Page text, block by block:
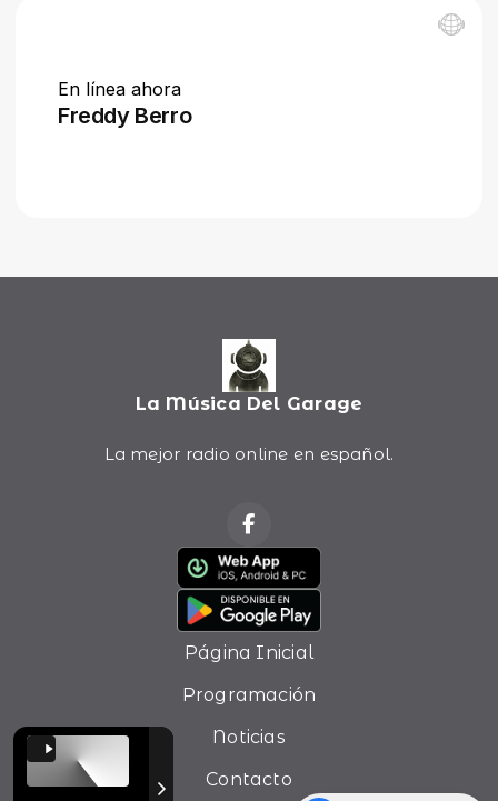
La Música Del Garage
La mejor radio online en español.
Página Inicial
Programación
Noticias
Contacto